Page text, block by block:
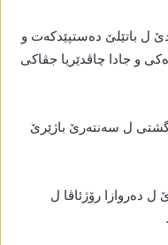
دەمژمێر 10ی سپێدێ ل باتێلێ دەستپێدکەت و
و جادا چاڤدێریا جڤاکی
دەمژمێر 11ل پارکا گشتی ل سەنتەرێ باژێرێ
دەمژمێر 10ی سپێدێ ل دەروازا رۆژئاڤا ل